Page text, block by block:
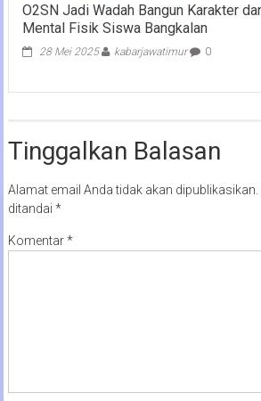
O2SN Jadi Wadah Bangun Karakter
Mental Fisik Siswa Bangkalan
28 Mei 2025 kabarjawatimur 0
Tinggalkan Balasan
Alamat email Anda tidak akan dipublikasikan.
ditandai *
Komentar*